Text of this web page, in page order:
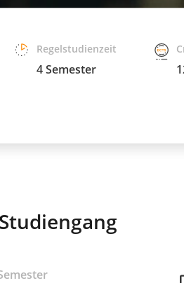
Regelstudienzeit
4 Semester